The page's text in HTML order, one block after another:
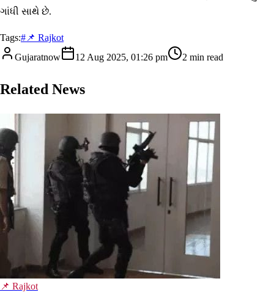
ગાંધી સાથે છે.
Tags:# 📌 Rajkot
Gujaratnow
12 Aug 2025, 01:26 pm 2 min read
Related News
📌 Rajkot